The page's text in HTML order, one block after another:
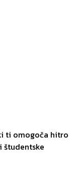
ti omogoča hitro
študentske